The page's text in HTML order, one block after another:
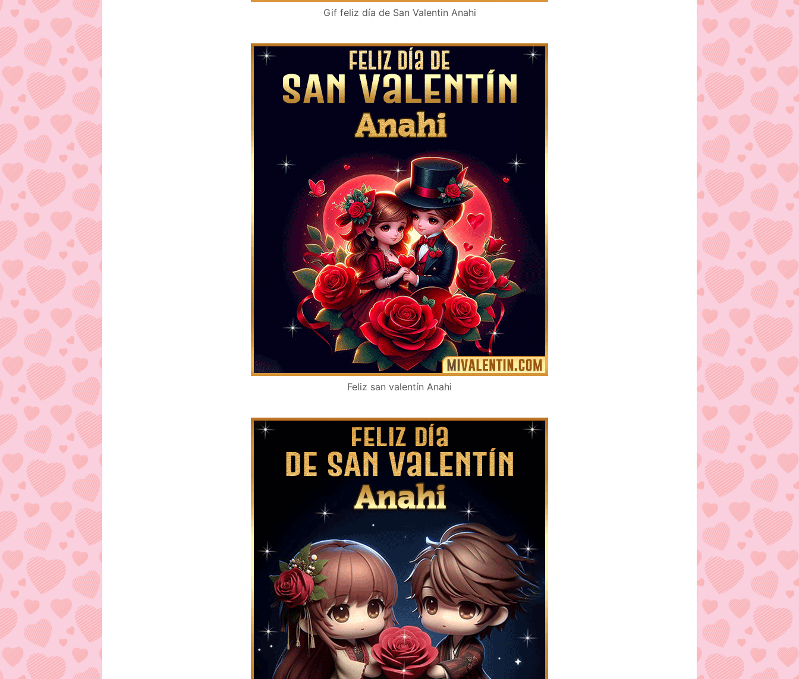
Gif feliz día de San Valentin Anahi
Feliz san valentín Anahi